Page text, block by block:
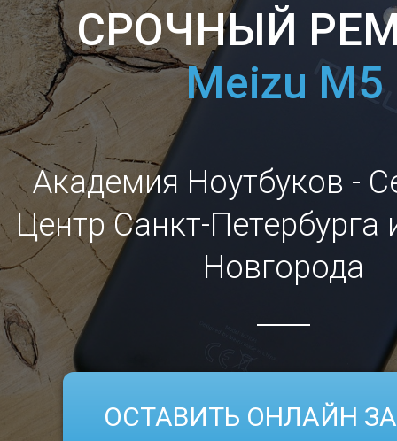
СРОЧНЫЙ
Meizu M5
Академия Ноутбуков -
Центр Санкт-Петербурга
Новгорода
ОСТАВИТЬ ОНЛАЙН